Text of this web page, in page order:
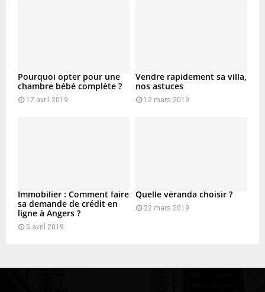
Pourquoi opter pour une
chambre bébé complète ?
17 avril 2019
Vendre rapidement sa villa,
nos astuces
12 mars 2019
Immobilier : Comment faire
sa demande de crédit en
ligne à Angers ?
5 avril 2019
Quelle véranda choisir ?
22 mars 2019